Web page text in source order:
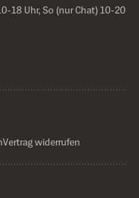
18 Uhr, So (nur Chat) 10-20
Vertrag widerrufen